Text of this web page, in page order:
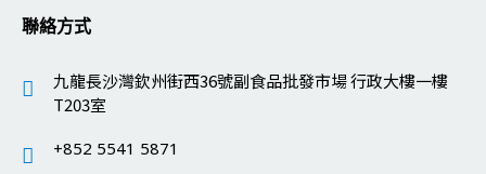
聯絡方式
九龍長沙灣欽州街西36號副食品批發市場 行政大樓一樓
T203室
+852 5541 5871